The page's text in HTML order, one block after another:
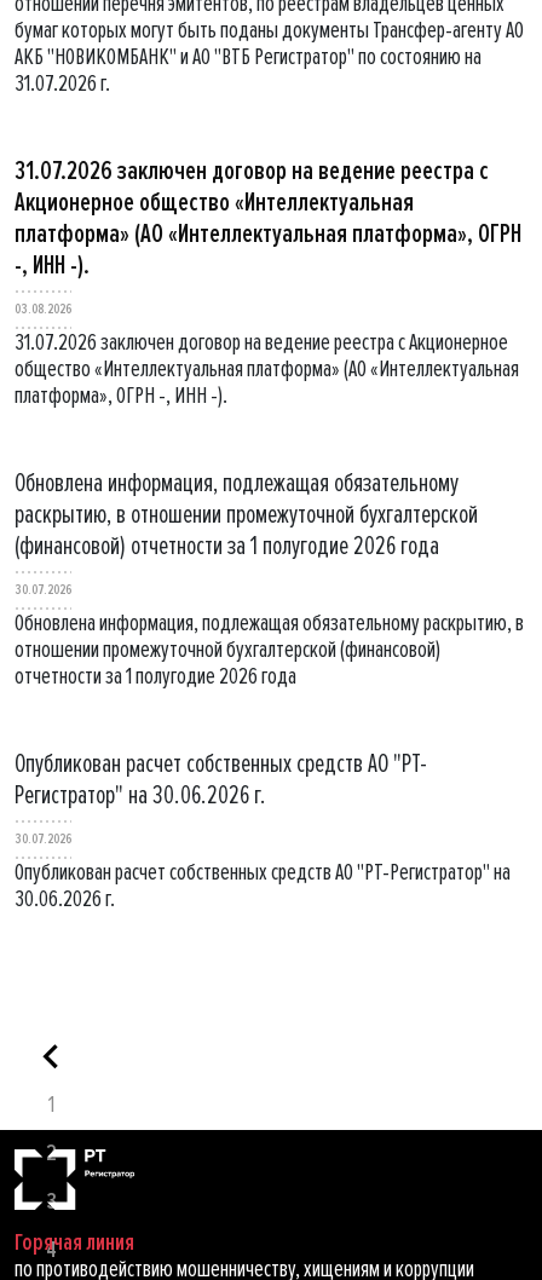
бумаг которых могут быть поданы документы Трансфер-агенту АО
АКБ "НОВИКОМБАНК" и АО "ВТБ Регистратор" по состоянию на
31.07.2026 г.
31.07.2026 заключен договор на ведение реестра с
Акционерное общество «Интеллектуальная
платформа» (АО «Интеллектуальная платформа», ОГРН
-, ИНН -).
03.08.2026
31.07.2026 заключен договор на ведение реестра с Акционерное
общество «Интеллектуальная платформа» (АО «Интеллектуальная
платформа», ОГРН -, ИНН -).
Обновлена информация, подлежащая обязательному
раскрытию, в отношении промежуточной бухгалтерской
(финансовой) отчетности за 1 полугодие 2026 года
30.07.2026
Обновлена информация, подлежащая обязательному раскрытию, в
отношении промежуточной бухгалтерской (финансовой)
отчетности за 1 полугодие 2026 года
Опубликован расчет собственных средств АО "РТ-
Регистратор" на 30.06.2026 г.
30.07.2026
Опубликован расчет собственных средств АО "РТ-Регистратор" на
30.06.2026 г.
1
2
3
4
Горячая линия
по противодействию мошенничеству, хищениям и коррупции